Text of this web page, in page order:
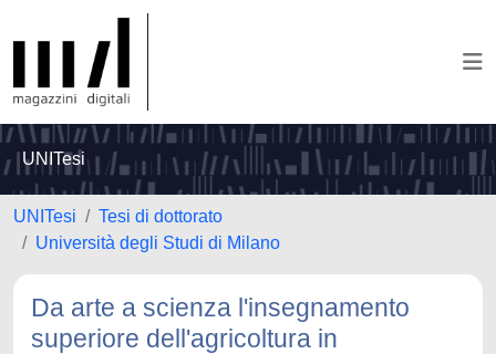
UNITesi
UNITesi
Tesi di dottorato
Università degli Studi di Milano
Da arte a scienza l'insegnamento
superiore dell'agricoltura in